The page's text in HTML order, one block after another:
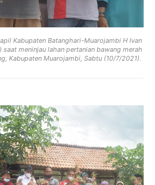
Kabupaten Batanghari-Muarojambi H Ivan
meninjau lahan pertanian bawang merah
Kabupaten Muarojambi, Sabtu (10/7/2021).